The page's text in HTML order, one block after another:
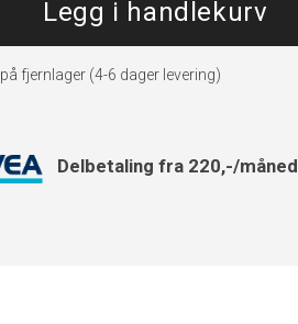
på fjernlager(4-6 dager levering)
Delbetaling fra 220,-/måned